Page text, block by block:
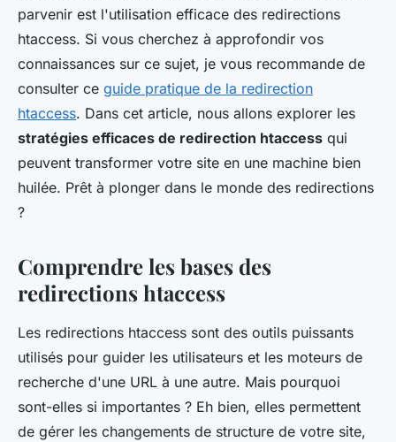
parvenir est l'utilisation efficace des redirections
htaccess. Si vous cherchez à approfondir vos
connaissances sur ce sujet, je vous recommande de
consulter ce guide pratique de la redirection
htaccess. Dans cet article, nous allons explorer les
stratégies efficaces de redirection htaccess qui
peuvent transformer votre site en une machine bien
huilée. Prêt à plonger dans le monde des redirections
?
Comprendre les bases des
redirections htaccess
Les redirections htaccess sont des outils puissants
utilisés pour guider les utilisateurs et les moteurs de
recherche d'une URL à une autre. Mais pourquoi
sont-elles si importantes ? Eh bien, elles permettent
de gérer les changements de structure de votre site,